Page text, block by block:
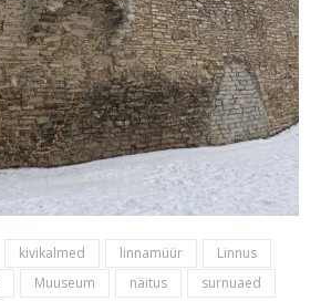
kivikalmed linnamüür
Linnus
Muuseum näitus
surnuaed